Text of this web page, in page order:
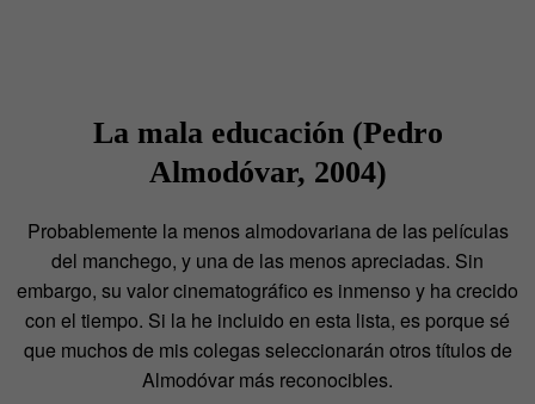
La mala educación (Pedro
Almodóvar, 2004)
Probablemente la menos almodovariana de las películas
del manchego, y una de las menos apreciadas. Sin
embargo, su valor cinematográfico es inmenso y ha crecido
con el tiempo. Si la he incluido en esta lista, es porque sé
que muchos de mis colegas seleccionarán otros títulos de
Almodóvar más reconocibles.